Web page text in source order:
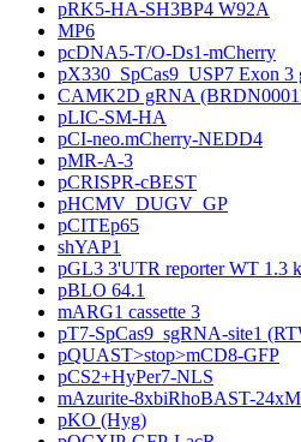
pRK5-HA-SH3BP4 W92A
MP6
pcDNA5-T/O-Ds1-mCherry
pX330_SpCas9_USP7 Exon 3
CAMK2D gRNA
pLIC-SM-HA
pCI-neo.mCherry-NEDD4
pMR-A-3
pCRISPR-cBEST
pHCMV_DUGV_GP
pCITEp65
shYAP1
pGL3 3'UTR reporter WT 1.3
pBLO 64.1
mARG1 cassette 3
pT7-SpCas9_sgRNA-site1
pQUAST>stop>mCD8-GFP
pCS2+HyPer7-NLS
mAzurite-8xbiRhoBAST-
pKO (Hyg)